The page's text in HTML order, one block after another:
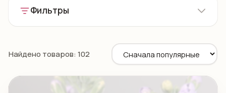
Фильтры
Найдено товаров: 102